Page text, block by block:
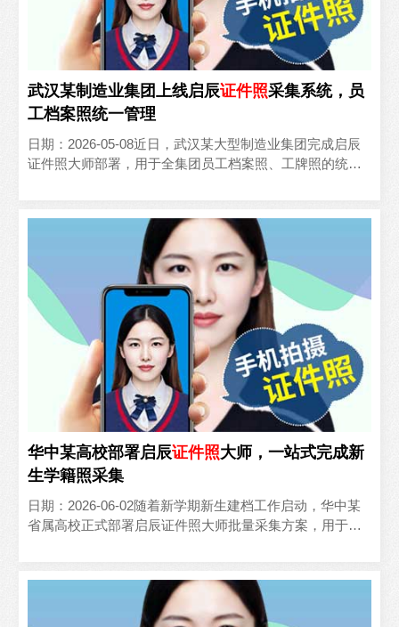
武汉某制造业集团上线启辰证件照采集系统，员
工档案照统一管理
日期：2026-05-08近日，武汉某大型制造业集团完成启辰
证件照大师部署，用于全集团员工档案照、工牌照的统一
华中某高校部署启辰证件照大师，一站式完成新
生学籍照采集
日期：2026-06-02随着新学期新生建档工作启动，华中某
省属高校正式部署启辰证件照大师批量采集方案，用于新